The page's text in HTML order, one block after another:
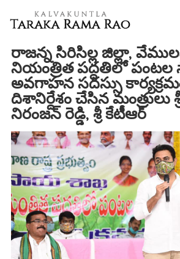
రాజన్న సిరిసిల్ల జిల్లా,
నియంత్రిత పద్ధతిలో పంటల
అవగాహన సదస్సు
దిశానిర్దేశం చేసిన మంత్రులు
నిరంజన్ రెడ్డి, శ్రీ కేటీఆర్